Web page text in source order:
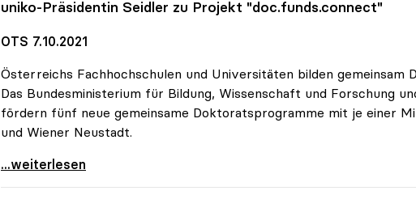
uniko-Präsidentin Seidler zu Projekt "doc.funds.connect"
OTS 7.10.2021
Österreichs Fachhochschulen und Universitäten bilden gemeinsam
Das Bundesministerium für Bildung, Wissenschaft und Forschung
fördern fünf neue gemeinsame Doktoratsprogramme mit je einer
und Wiener Neustadt.
FHs und Unis bilden gemeinsam Doktorandinnen und
...weiterlesen